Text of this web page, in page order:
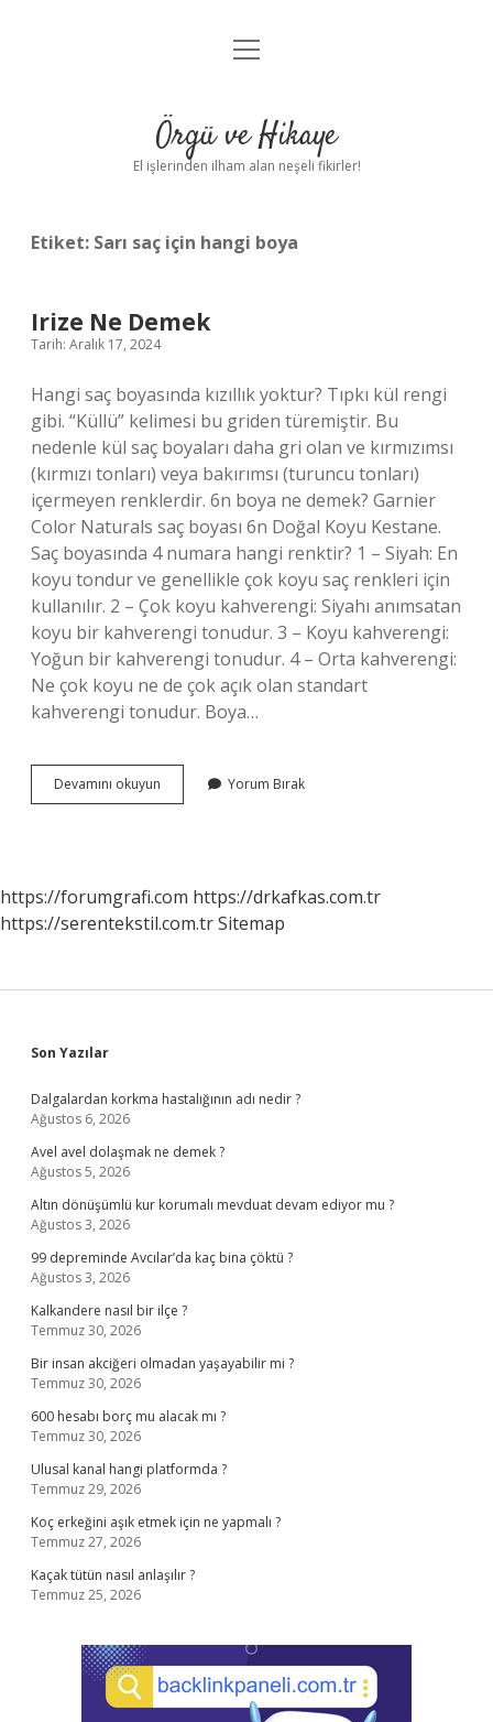
Anasayfa
Yasal Uyarı
menüyü
Örgü ve Hikaye
El işlerinden ilham alan neşeli fikirler!
Etiket: Sarı saç için hangi boya
Irize Ne Demek
Tarih: Aralık 17, 2024
Hangi saç boyasında kızıllık yoktur? Tıpkı kül rengi
gibi. “Küllü” kelimesi bu griden türemiştir. Bu
nedenle kül saç boyaları daha gri olan ve kırmızımsı
(kırmızı tonları) veya bakırımsı (turuncu tonları)
içermeyen renklerdir. 6n boya ne demek? Garnier
Color Naturals saç boyası 6n Doğal Koyu Kestane.
Saç boyasında 4 numara hangi renktir? 1 – Siyah: En
koyu tondur ve genellikle çok koyu saç renkleri için
kullanılır. 2 – Çok koyu kahverengi: Siyahı anımsatan
koyu bir kahverengi tonudur. 3 – Koyu kahverengi:
Yoğun bir kahverengi tonudur. 4 – Orta kahverengi:
Ne çok koyu ne de çok açık olan standart
kahverengi tonudur. Boya…
Devamını okuyun
Ne
Yorum Bırak
https://forumgrafi.com https://drkafkas.com.tr
https://serentekstil.com.trSitemap
Sidebar
Son Yazılar
Dalgalardan korkma hastalığının adı nedir ?
Ağustos 6, 2026
Avel avel dolaşmak ne demek ?
Ağustos 5, 2026
Altın dönüşümlü kur korumalı mevduat devam ediyor mu ?
Ağustos 3, 2026
99 depreminde Avcılar’da kaç bina çöktü ?
Ağustos 3, 2026
Kalkandere nasıl bir ilçe ?
Temmuz 30, 2026
Bir insan akciğeri olmadan yaşayabilir mi ?
Temmuz 30, 2026
600 hesabı borç mu alacak mı ?
Temmuz 30, 2026
Ulusal kanal hangi platformda ?
Temmuz 29, 2026
Koç erkeğini aşık etmek için ne yapmalı ?
Temmuz 27, 2026
Kaçak tütün nasıl anlaşılır ?
Temmuz 25, 2026